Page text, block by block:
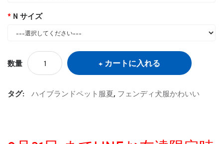
N サイズ
数量 カートに入れる
タグ: ハイブランドペット服夏, フェンディ犬服かわいい